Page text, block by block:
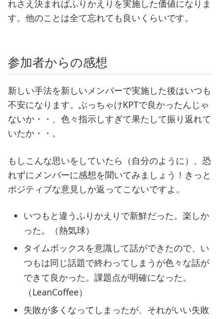
れさえ決まればふりかえりを実施した価値になりま
す。他のことは全て忘れても良いくらいです。
参加者からの感想
新しい手法を新しいメンバーで実施した後はいつも
不安になります。ぶっちゃけKPTで良かったんじゃ
ないか・・、色々指示しすぎて果たして振り返れて
いたか・・。
もしこんな思いをしていたら（自分のように）、恐
れずにメンバーに感想を聞いてみましょう！きっと
ポジティブな意見しか返ってこないですよ。
いつもと違うふりかえりで新鮮だった。楽しか
った。（熱気球）
タイムボックスを意識して話ができたので、い
つもは同じ話題で終わってしまうが色々な話が
できて良かった。課題点が明確になった。
（LeanCoffee）
失敗が多くなってしまったが、それがいい失敗